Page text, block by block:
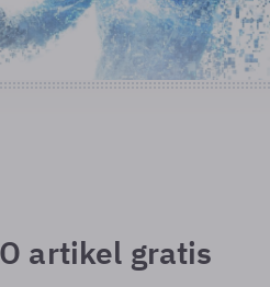
artikel gratis